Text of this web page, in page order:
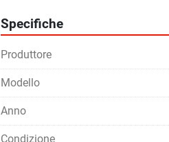
Specifiche
Produttore
Modello
Anno
Condizione